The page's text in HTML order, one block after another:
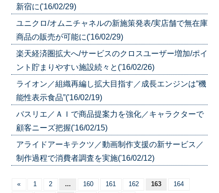
新宿に('16/02/29)
ユニクロ/オムニチャネルの新施策発表/実店舗で無在庫
商品の販売が可能に('16/02/29)
楽天経済圏拡大へ/サービスのクロスユーザー増加/ポイ
ント貯まりやすい施設続々と('16/02/26)
ライオン／組織再編し拡大目指す／成長エンジンは”機
能性表示食品”('16/02/19)
バスリエ／ＡＩで商品提案力を強化／キャラクターで
顧客ニーズ把握('16/02/15)
アライドアーキテクツ／動画制作支援の新サービス／
制作過程で消費者調査を実施('16/02/12)
« 1 2 ... 160 161 162 163
164